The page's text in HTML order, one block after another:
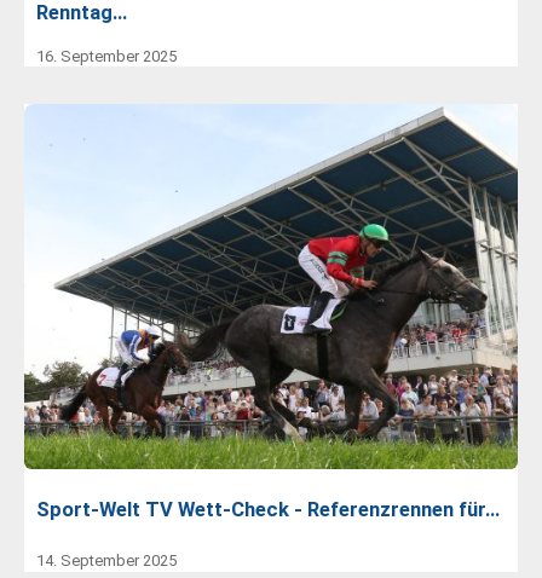
Renntag…
16. September 2025
Sport-Welt TV Wett-Check - Referenzrennen für…
14. September 2025